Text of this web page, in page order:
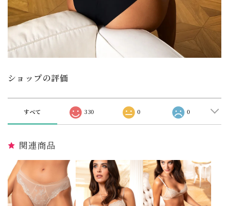
ショップの評価
すべて 330 0 0
関連商品